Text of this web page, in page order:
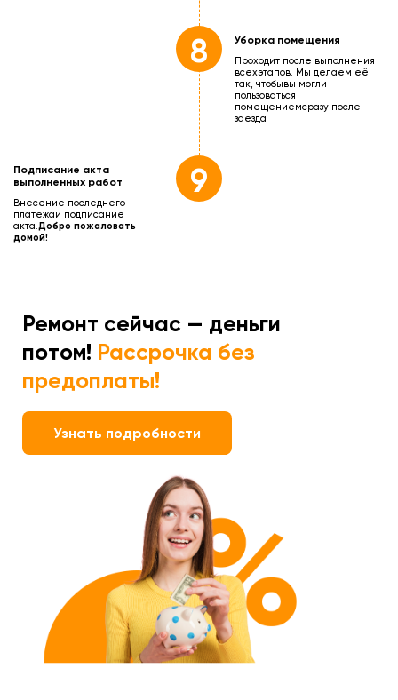
Уборка помещения
Проходит после выполнения
всехэтапов. Мы делаем её
так, чтобывы могли
пользоваться
помещениемсразу после
заезда
8
Подписание акта
выполненных работ
Внесение последнего
платежаи подписание
акта.Добро пожаловать
домой!
9
Ремонт сейчас — деньги
потом! Рассрочка без
предоплаты!
Узнать подробности